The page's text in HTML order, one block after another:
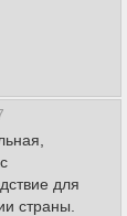
для
страны.